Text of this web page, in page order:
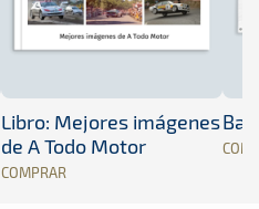
Libro: Mejores imágenes
de A Todo Motor
COMPRAR